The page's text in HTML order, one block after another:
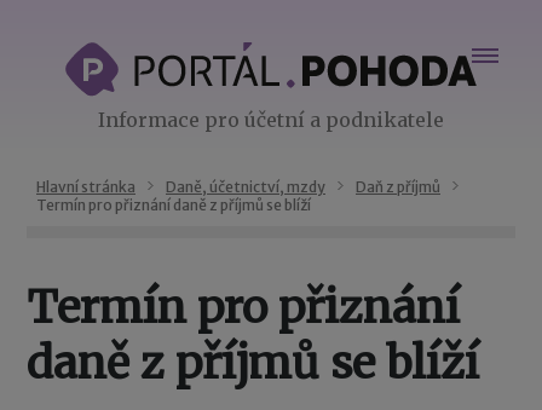
Informace pro účetní a podnikatele
Hlavní stránka Daně, účetnictví, mzdy
Daň z příjmů
Termín pro přiznání daně z příjmů se blíží
Termín pro přiznání
daně z příjmů se blíží